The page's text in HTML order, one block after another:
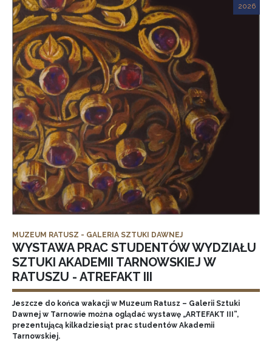
2026
MUZEUM RATUSZ - GALERIA SZTUKI DAWNEJ
WYSTAWA PRAC STUDENTÓW WYDZIAŁU
SZTUKI AKADEMII TARNOWSKIEJ W
RATUSZU - ATREFAKT III
Jeszcze do końca wakacji w Muzeum Ratusz – Galerii Sztuki
Dawnej w Tarnowie można oglądać wystawę „ARTEFAKT III”,
prezentującą kilkadziesiąt prac studentów Akademii
Tarnowskiej.